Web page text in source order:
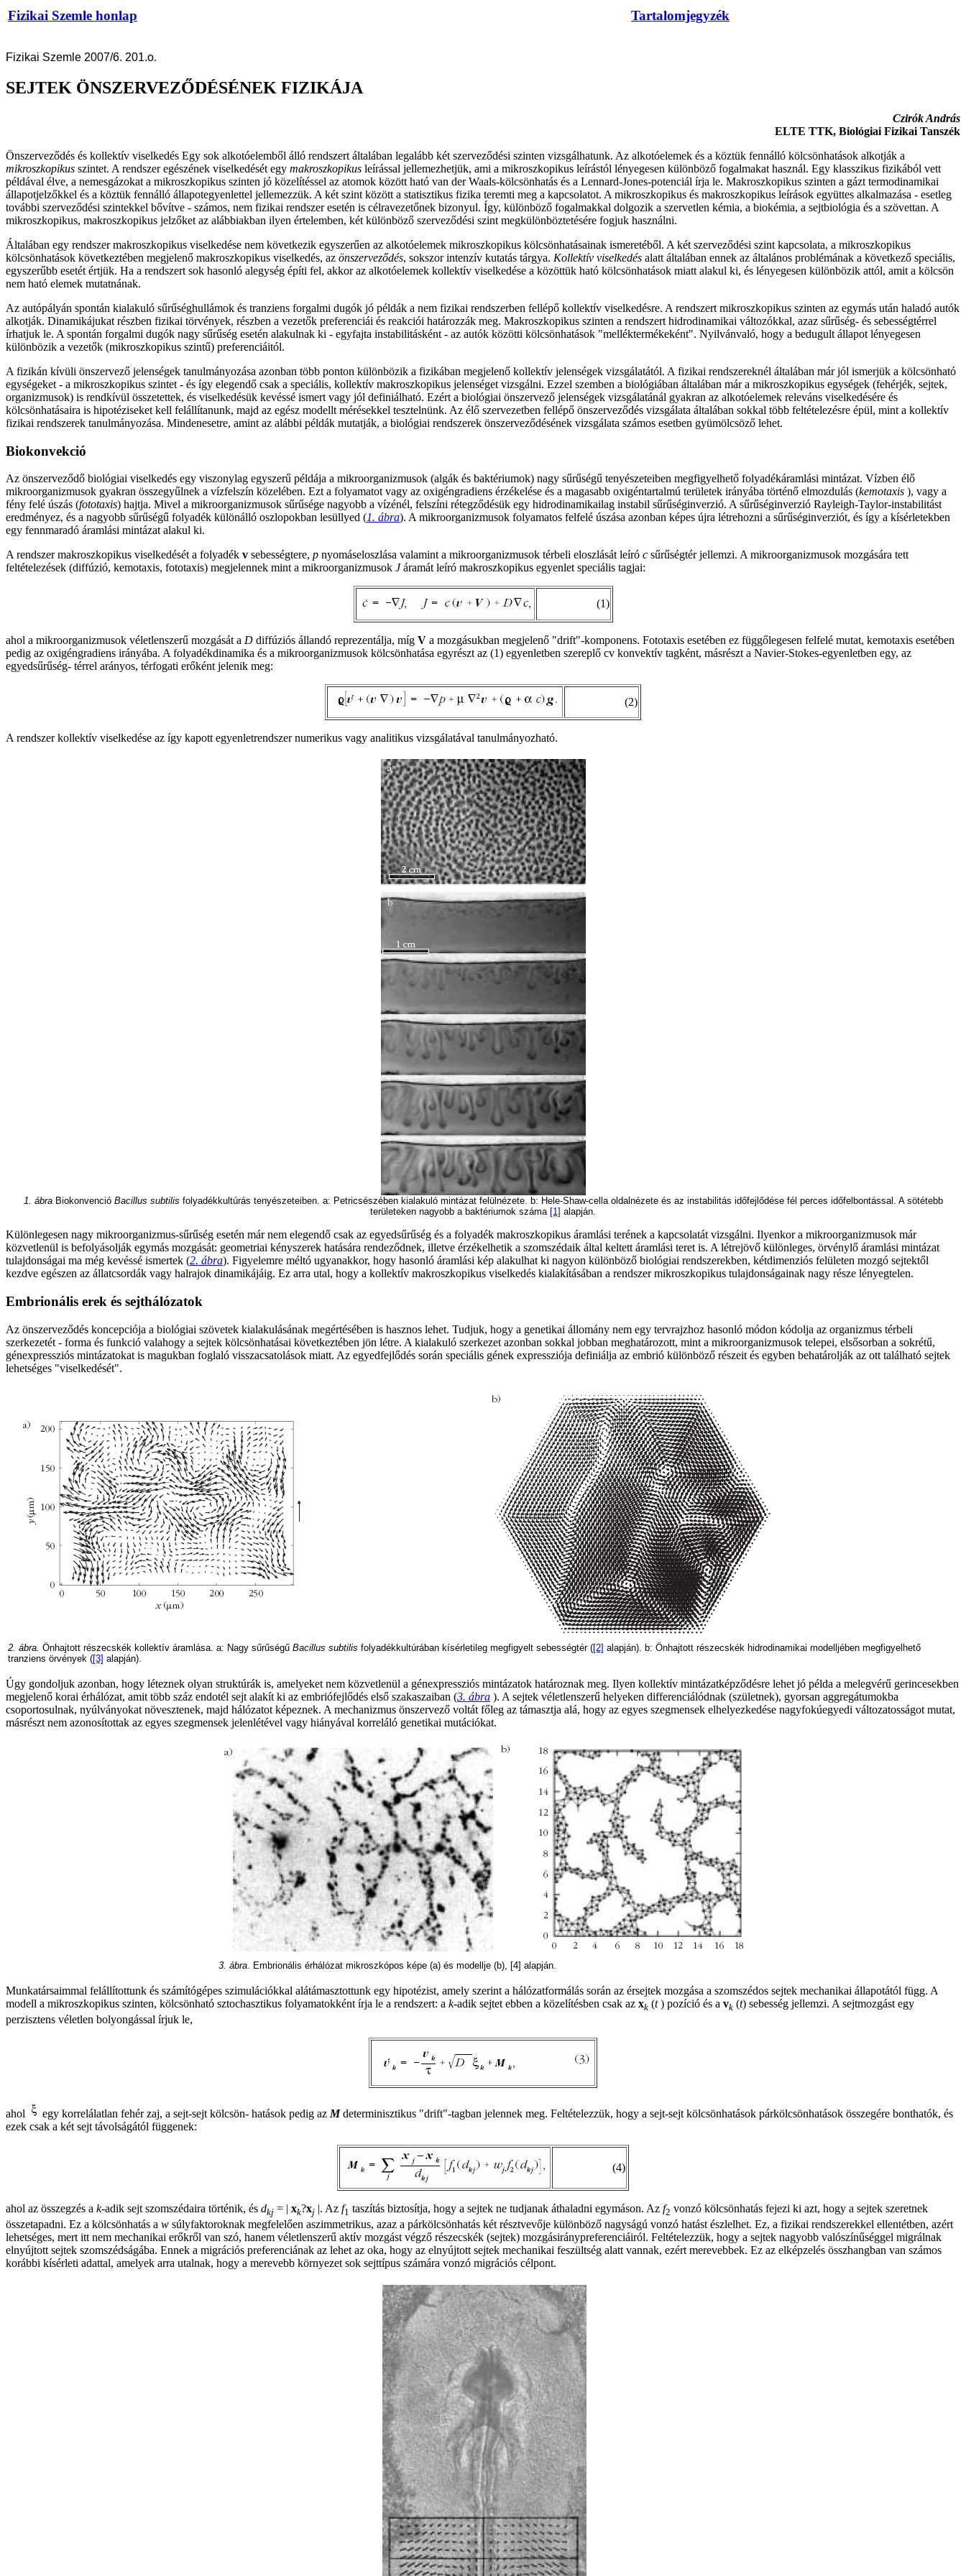
Fizikai Szemle honlap Tartalomjegyzék
Fizikai Szemle 2007/6. 201.o.
SEJTEK ÖNSZERVEZŐDÉSÉNEK FIZIKÁJA
Czirók András
ELTE TTK, Biológiai Fizikai Tanszék
Önszerveződés és kollektív viselkedés Egy sok alkotóelemből álló rendszert általában legalább két szerveződési szinten vizsgálhatunk. Az alkotóelemek és a köztük fennálló kölcsönhatások alkotják a
mikroszkopikus szintet. A rendszer egészének viselkedését egy makroszkopikus leírással jellemezhetjük, ami a mikroszkopikus leírástól lényegesen különböző fogalmakat használ. Egy klasszikus fizikából vett
példával élve, a nemesgázokat a mikroszkopikus szinten jó közelítéssel az atomok között ható van der Waals-kölcsönhatás és a Lennard-Jones-potenciál írja le. Makroszkopikus szinten a gázt termodinamikai
állapotjelzőkkel és a köztük fennálló állapotegyenlettel jellemezzük. A két szint között a statisztikus fizika teremti meg a kapcsolatot. A mikroszkopikus és makroszkopikus leírások együttes alkalmazása - esetleg
további szerveződési szintekkel bővítve - számos, nem fizikai rendszer esetén is célravezetőnek bizonyul. Így, különböző fogalmakkal dolgozik a szervetlen kémia, a biokémia, a sejtbiológia és a szövettan. A
mikroszkopikus, makroszkopikus jelzőket az alábbiakban ilyen értelemben, két különböző szerveződési szint megkülönböztetésére fogjuk használni.
Általában egy rendszer makroszkopikus viselkedése nem következik egyszerűen az alkotóelemek mikroszkopikus kölcsönhatásainak ismeretéből. A két szerveződési szint kapcsolata, a mikroszkopikus
kölcsönhatások következtében megjelenő makroszkopikus viselkedés, az önszerveződés, sokszor intenzív kutatás tárgya. Kollektív viselkedés alatt általában ennek az általános problémának a következő speciális,
egyszerűbb esetét értjük. Ha a rendszert sok hasonló alegység építi fel, akkor az alkotóelemek kollektív viselkedése a közöttük ható kölcsönhatások miatt alakul ki, és lényegesen különbözik attól, amit a kölcsön
nem ható elemek mutatnának.
Az autópályán spontán kialakuló sűrűséghullámok és tranziens forgalmi dugók jó példák a nem fizikai rendszerben fellépő kollektív viselkedésre. A rendszert mikroszkopikus szinten az egymás után haladó autók
alkotják. Dinamikájukat részben fizikai törvények, részben a vezetők preferenciái és reakciói határozzák meg. Makroszkopikus szinten a rendszert hidrodinamikai változókkal, azaz sűrűség- és sebességtérrel
írhatjuk le. A spontán forgalmi dugók nagy sűrűség esetén alakulnak ki - egyfajta instabilitásként - az autók közötti kölcsönhatások "melléktermékeként". Nyilvánvaló, hogy a bedugult állapot lényegesen
különbözik a vezetők (mikroszkopikus szintű) preferenciáitól.
A fizikán kívüli önszervező jelenségek tanulmányozása azonban több ponton különbözik a fizikában megjelenő kollektív jelenségek vizsgálatától. A fizikai rendszereknél általában már jól ismerjük a kölcsönható
egységeket - a mikroszkopikus szintet - és így elegendő csak a speciális, kollektív makroszkopikus jelenséget vizsgálni. Ezzel szemben a biológiában általában már a mikroszkopikus egységek (fehérjék, sejtek,
organizmusok) is rendkívül összetettek, és viselkedésük kevéssé ismert vagy jól definiálható. Ezért a biológiai önszervező jelenségek vizsgálatánál gyakran az alkotóelemek releváns viselkedésére és
kölcsönhatásaira is hipotéziseket kell felállítanunk, majd az egész modellt mérésekkel tesztelnünk. Az élő szervezetben fellépő önszerveződés vizsgálata általában sokkal több feltételezésre épül, mint a kollektív
fizikai rendszerek tanulmányozása. Mindenesetre, amint az alábbi példák mutatják, a biológiai rendszerek önszerveződésének vizsgálata számos esetben gyümölcsöző lehet.
Biokonvekció
Az önszerveződő biológiai viselkedés egy viszonylag egyszerű példája a mikroorganizmusok (algák és baktériumok) nagy sűrűségű tenyészeteiben megfigyelhető folyadékáramlási mintázat. Vízben élő
mikroorganizmusok gyakran összegyűlnek a vízfelszín közelében. Ezt a folyamatot vagy az oxigéngradiens érzékelése és a magasabb oxigéntartalmú területek irányába történő elmozdulás (kemotaxis ), vagy a
fény felé úszás (fototaxis) hajtja. Mivel a mikroorganizmusok sűrűsége nagyobb a vízénél, felszíni rétegződésük egy hidrodinamikailag instabil sűrűséginverzió. A sűrűséginverzió Rayleigh-Taylor-instabilitást
eredményez, és a nagyobb sűrűségű folyadék különálló oszlopokban lesüllyed (1. ábra). A mikroorganizmusok folyamatos felfelé úszása azonban képes újra létrehozni a sűrűséginverziót, és így a kísérletekben
egy fennmaradó áramlási mintázat alakul ki.
A rendszer makroszkopikus viselkedését a folyadék v sebességtere, p nyomáseloszlása valamint a mikroorganizmusok térbeli eloszlását leíró c sűrűségtér jellemzi. A mikroorganizmusok mozgására tett
feltételezések (diffúzió, kemotaxis, fototaxis) megjelennek mint a mikroorganizmusok Járamát leíró makroszkopikus egyenlet speciális tagjai:
(1)
ahol a mikroorganizmusok véletlenszerű mozgását a D diffúziós állandó reprezentálja, míg V a mozgásukban megjelenő "drift"-komponens. Fototaxis esetében ez függőlegesen felfelé mutat, kemotaxis esetében
pedig az oxigéngradiens irányába. A folyadékdinamika és a mikroorganizmusok kölcsönhatása egyrészt az (1) egyenletben szereplő cv konvektív tagként, másrészt a Navier-Stokes-egyenletben egy, az
egyedsűrűség- térrel arányos, térfogati erőként jelenik meg:
(2)
A rendszer kollektív viselkedése az így kapott egyenletrendszer numerikus vagy analitikus vizsgálatával tanulmányozható.
1. ábraBiokonvenció Bacillus subtilis folyadékkultúrás tenyészeteiben. a: Petricsészében kialakuló mintázat felülnézete. b: Hele-Shaw-cella oldalnézete és az instabilitás időfejlődése fél perces időfelbontással. A sötétebb
területeken nagyobb a baktériumok száma [1] alapján.
Különlegesen nagy mikroorganizmus-sűrűség esetén már nem elegendő csak az egyedsűrűség és a folyadék makroszkopikus áramlási terének a kapcsolatát vizsgálni. Ilyenkor a mikroorganizmusok már
közvetlenül is befolyásolják egymás mozgását: geometriai kényszerek hatására rendeződnek, illetve érzékelhetik a szomszédaik által keltett áramlási teret is. A létrejövő különleges, örvénylő áramlási mintázat
tulajdonságai ma még kevéssé ismertek (2. ábra). Figyelemre méltó ugyanakkor, hogy hasonló áramlási kép alakulhat ki nagyon különböző biológiai rendszerekben, kétdimenziós felületen mozgó sejtektől
kezdve egészen az állatcsordák vagy halrajok dinamikájáig. Ez arra utal, hogy a kollektív makroszkopikus viselkedés kialakításában a rendszer mikroszkopikus tulajdonságainak nagy része lényegtelen.
Embrionális erek és sejthálózatok
Az önszerveződés koncepciója a biológiai szövetek kialakulásának megértésében is hasznos lehet. Tudjuk, hogy a genetikai állomány nem egy tervrajzhoz hasonló módon kódolja az organizmus térbeli
szerkezetét - forma és funkció valahogy a sejtek kölcsönhatásai következtében jön létre. A kialakuló szerkezet azonban sokkal jobban meghatározott, mint a mikroorganizmusok telepei, elsősorban a sokrétű,
génexpressziós mintázatokat is magukban foglaló visszacsatolások miatt. Az egyedfejlődés során speciális gének expressziója definiálja az embrió különböző részeit és egyben behatárolják az ott található sejtek
lehetséges "viselkedését".
2. ábra. Önhajtott részecskék kollektív áramlása. a: Nagy sűrűségű Bacillus subtilis folyadékkultúrában kísérletileg megfigyelt sebességtér ([2] alapján). b: Önhajtott részecskék hidrodinamikai modelljében megfigyelhető
tranziens örvények ([3] alapján).
Úgy gondoljuk azonban, hogy léteznek olyan struktúrák is, amelyeket nem közvetlenül a génexpressziós mintázatok határoznak meg. Ilyen kollektív mintázatképződésre lehet jó példa a melegvérű gerincesekben
megjelenő korai érhálózat, amit több száz endotél sejt alakít ki az embriófejlődés első szakaszaiban (3. ábra ). A sejtek véletlenszerű helyeken differenciálódnak (születnek), gyorsan aggregátumokba
csoportosulnak, nyúlványokat növesztenek, majd hálózatot képeznek. A mechanizmus önszervező voltát főleg az támasztja alá, hogy az egyes szegmensek elhelyezkedése nagyfokúegyedi változatosságot mutat,
másrészt nem azonosítottak az egyes szegmensek jelenlétével vagy hiányával korreláló genetikai mutációkat.
3. ábra. Embrionális érhálózat mikroszkópos képe (a) és modellje (b), [4] alapján.
Munkatársaimmal felállítottunk és számítógépes szimulációkkal alátámasztottunk egy hipotézist, amely szerint a hálózatformálás során az érsejtek mozgása a szomszédos sejtek mechanikai állapotától függ. A
modell a mikroszkopikus szinten, kölcsönható sztochasztikus folyamatokként írja le a rendszert: a k-adik sejtet ebben a közelítésben csak az xk (t) pozíció és a vk (t) sebesség jellemzi. A sejtmozgást egy
perzisztens véletlen bolyongással írjuk le,
ahol egy korrelálatlan fehér zaj, a sejt-sejt kölcsön- hatások pedig az Mdeterminisztikus "drift"-tagban jelennek meg. Feltételezzük, hogy a sejt-sejt kölcsönhatások párkölcsönhatások összegére bonthatók, és
ezek csak a két sejt távolságától függenek:
(4)
ahol az összegzés a k-adik sejt szomszédaira történik, és dkj = | xk?xj |. Az f1 taszítás biztosítja, hogy a sejtek ne tudjanak áthaladni egymáson. Az f2 vonzó kölcsönhatás fejezi ki azt, hogy a sejtek szeretnek
összetapadni. Ez a kölcsönhatás a w súlyfaktoroknak megfelelően aszimmetrikus, azaz a párkölcsönhatás két résztvevője különböző nagyságú vonzó hatást észlelhet. Ez, a fizikai rendszerekkel ellentétben, azért
lehetséges, mert itt nem mechanikai erőkről van szó, hanem véletlenszerű aktív mozgást végző részecskék (sejtek) mozgásiránypreferenciáiról. Feltételezzük, hogy a sejtek nagyobb valószínűséggel migrálnak
elnyújtott sejtek szomszédságába. Ennek a migrációs preferenciának az lehet az oka, hogy az elnyújtott sejtek mechanikai feszültség alatt vannak, ezért merevebbek. Ez az elképzelés összhangban van számos
korábbi kísérleti adattal, amelyek arra utalnak, hogy a merevebb környezet sok sejttípus számára vonzó migrációs célpont.